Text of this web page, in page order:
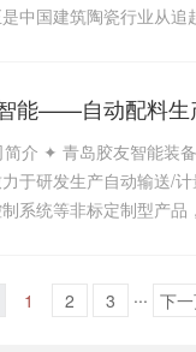
中国建筑陶瓷行业从
能——自动配料生
介 ✦ 青岛胶友智能装
于研发生产自动输送/
系统等非标定制型产品
1 2 3 ... 下